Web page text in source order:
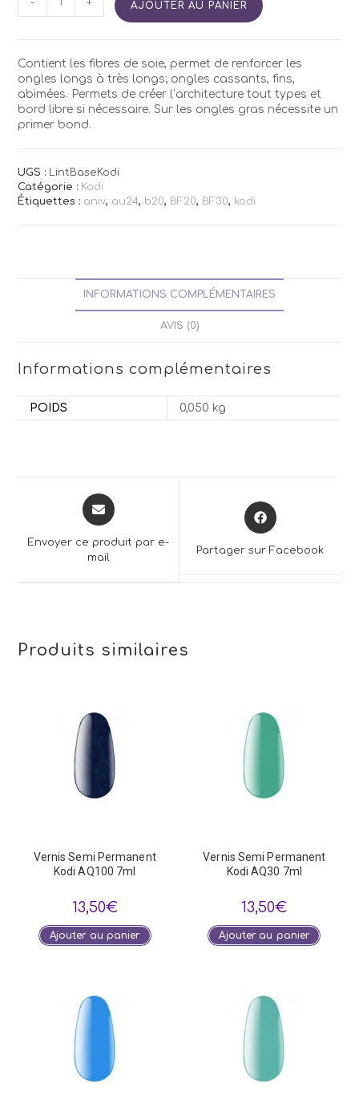
KODI
12ml
- + AJOUTER AU PANIER
Contient les fibres de soie, permet de renforcer les
ongles longs à très longs; ongles cassants, fins,
abimées. Permets de créer l’architecture tout types et
bord libre si nécessaire. Sur les ongles gras nécessite un
primer bond.
UGS : LintBaseKodi
Catégorie : Kodi
Étiquettes : aniv, au24, b20, BF20, BF30, kodi
INFORMATIONS COMPLÉMENTAIRES
AVIS (0)
Informations complémentaires
POIDS 0,050 kg
Opens
in
new
Envoyer ce produit par e-
mail
Opens
in
Partager sur Facebook
Produits similaires
Vernis Semi Permanent
Kodi AQ100 7ml
13,50€
Ajouter au panier
Vernis Semi Permanent
Kodi AQ30 7ml
13,50€
Ajouter au panier